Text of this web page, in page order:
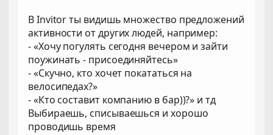
В Invitor ты видишь множество предложений
активности от других людей, например:
- «Хочу погулять сегодня вечером и зайти
поужинать - присоединяйтесь»
- «Скучно, кто хочет покататься на
велосипедах?»
- «Кто составит компанию в бар))?» и тд
Выбираешь, списываешься и хорошо
проводишь время